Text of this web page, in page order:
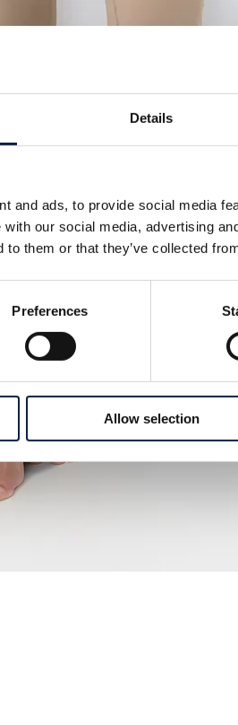
Details
and ads, to provide social media
our social media, advertising
to them or that they’ve collected
Preferences
Allow selection